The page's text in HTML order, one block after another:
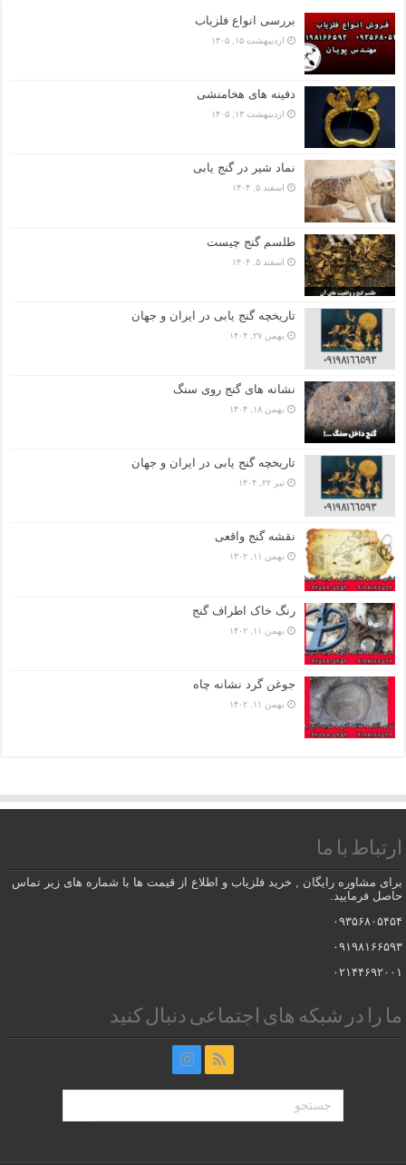
بررسی انواع فلزیاب
اردیبهشت ۱۵, ۱۴۰۵
دفینه های هخامنشی
اردیبهشت ۱۳, ۱۴۰۵
نماد شیر در گنج یابی
اسفند ۵, ۱۴۰۴
طلسم گنج چیست
اسفند ۵, ۱۴۰۴
تاریخچه گنج‌ یابی در ایران و جهان
بهمن ۲۷, ۱۴۰۴
نشانه های گنج روی سنگ
بهمن ۱۸, ۱۴۰۴
تاریخچه گنج‌ یابی در ایران و جهان
تیر ۲۲, ۱۴۰۴
نقشه گنج واقعی
بهمن ۱۱, ۱۴۰۲
رنگ خاک اطراف گنج
بهمن ۱۱, ۱۴۰۲
جوغن گرد نشانه چاه
بهمن ۱۱, ۱۴۰۲
ارتباط با ما
برای مشاوره رایگان , خرید فلزیاب و اطلاع از قیمت ها با شماره های زیر تماس
حاصل فرمایید.
۰۹۳۵۶۸۰۵۴۵۴
۰۹۱۹۸۱۶۶۵۹۳
۰۲۱۴۴۶۹۲۰۰۱
ما را در شبکه های اجتماعی دنبال کنید